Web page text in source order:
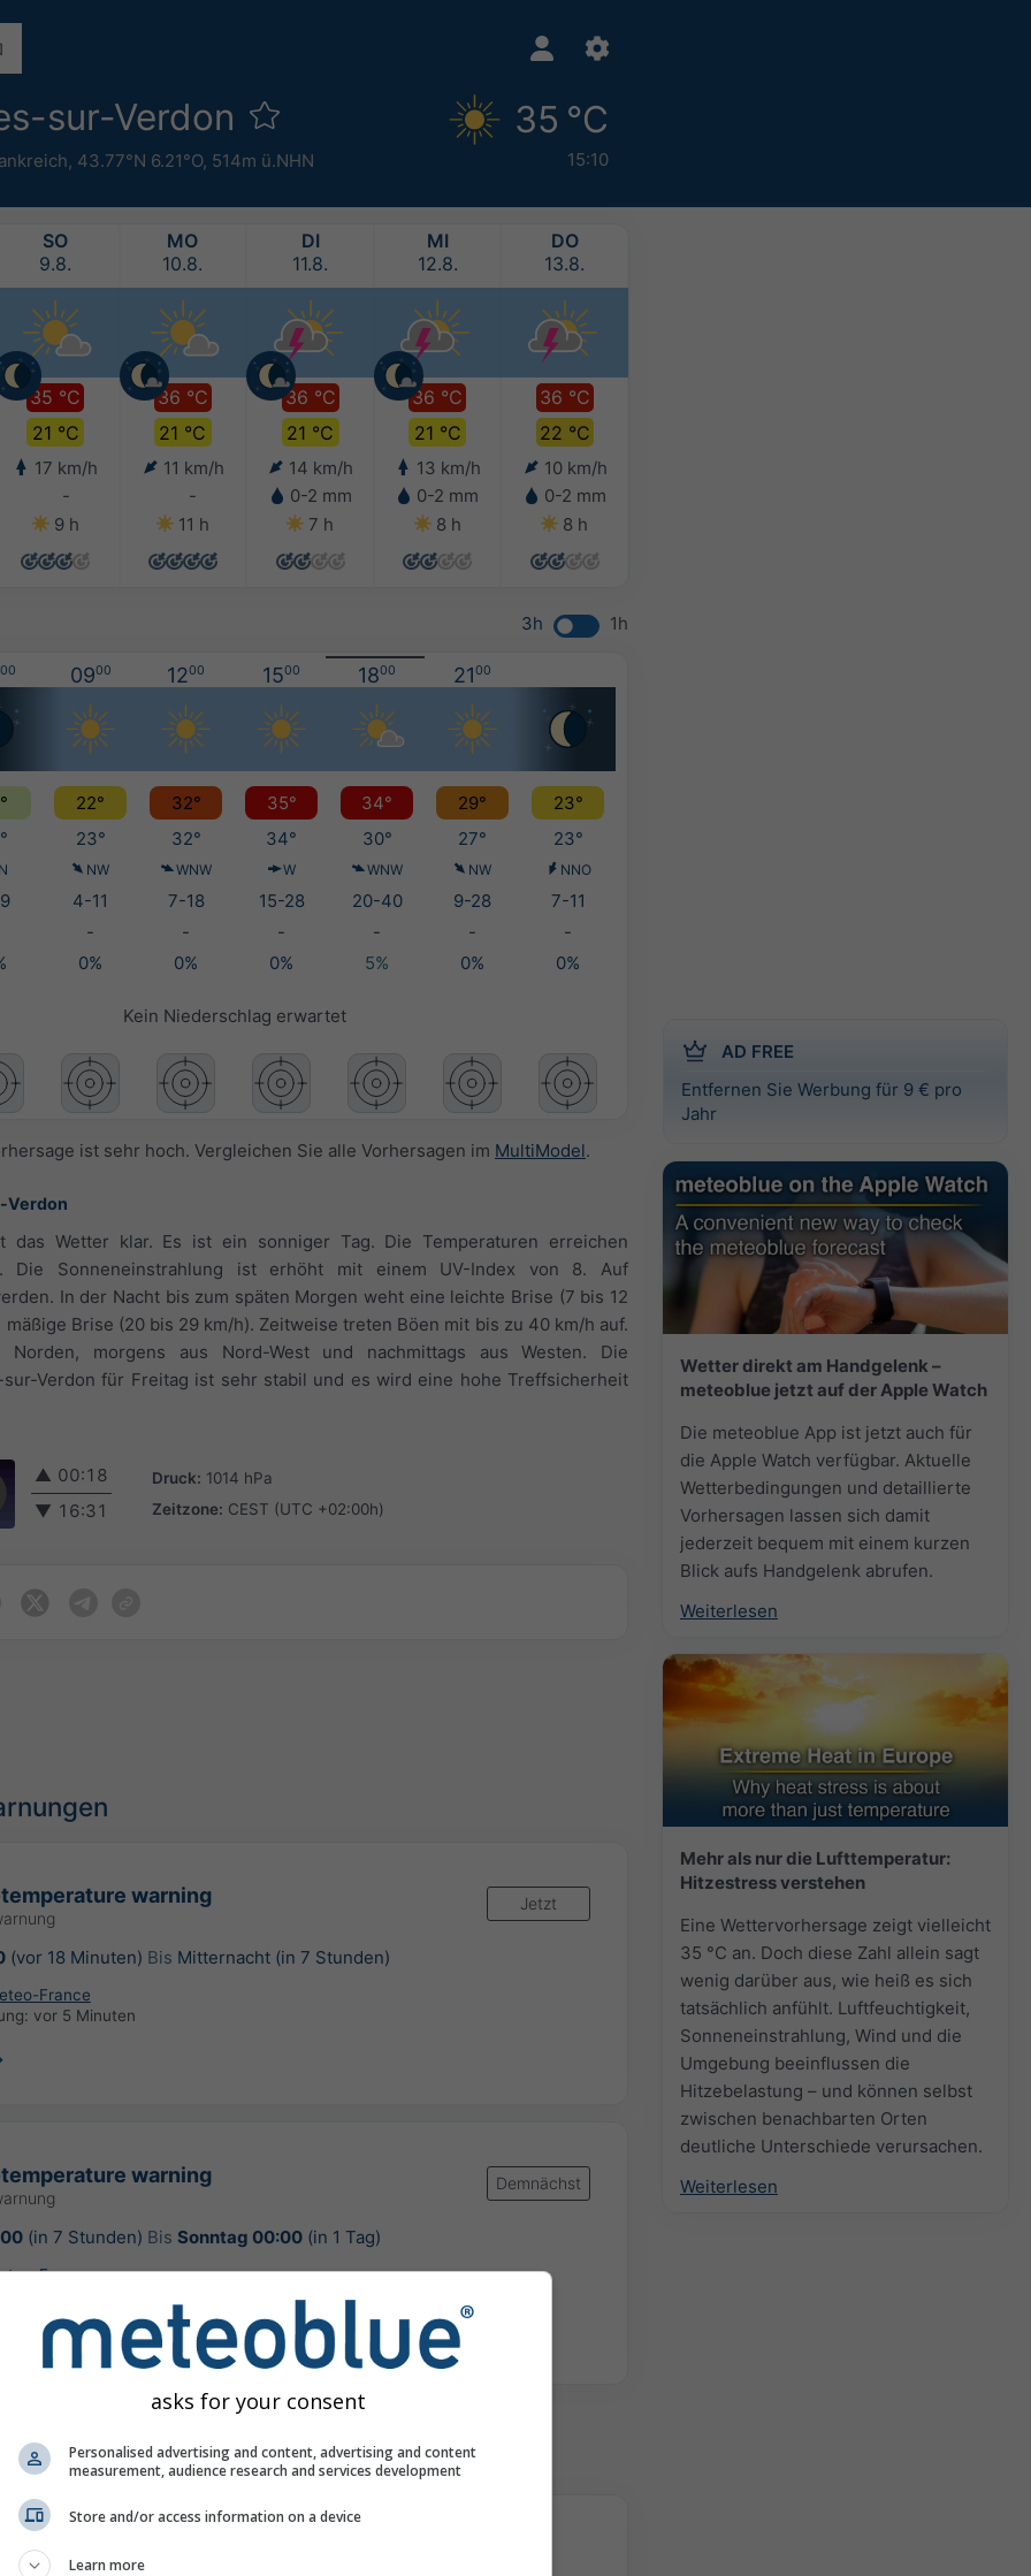
sur-Verdon
, 43.77°N 6.21°O, 514m ü.NHN
35 °C
15:10
AD FREE
Entfernen Sie Werbung für 9 € pro
Jahr
Wetter direkt am Handgelenk –
meteoblue jetzt auf der Apple Watch
Die meteoblue App ist jetzt auch für
die Apple Watch verfügbar. Aktuelle
Wetterbedingungen und detaillierte
Vorhersagen lassen sich damit
jederzeit bequem mit einem kurzen
Blick aufs Handgelenk abrufen.
Weiterlesen
Mehr als nur die Lufttemperatur:
Hitzestress verstehen
Eine Wettervorhersage zeigt vielleicht
35 °C an. Doch diese Zahl allein sagt
wenig darüber aus, wie heiß es sich
tatsächlich anfühlt. Luftfeuchtigkeit,
Sonneneinstrahlung, Wind und die
Umgebung beeinflussen die
Hitzebelastung – und können selbst
zwischen benachbarten Orten
deutliche Unterschiede verursachen.
Weiterlesen
SO
9.8.
35 °C
21 °C
17 km/h
-
9 h
MO
10.8.
36 °C
21 °C
11 km/h
-
11 h
DI
11.8.
36 °C
21 °C
14 km/h
0-2 mm
7 h
MI
12.8.
36 °C
21 °C
13 km/h
0-2 mm
8 h
DO
13.8.
36 °C
22 °C
10 km/h
0-2 mm
8 h
3h 1h
00 0900 1200 1500 1800 2100
22° 32° 35° 34° 29°
23°
23° 32° 34° 30° 27° 23°
N NW WNW W WNW NW NNO
4-11 7-18 15-28 20-40 9-28
7-11
- - - - -
-
0% 0% 0% 5% 0% 0%
Kein Niederschlag erwartet
ist sehr hoch. Vergleichen Sie alle Vorhersagen im MultiModel.
Verdon
das Wetter klar. Es ist ein sonniger Tag. Die Temperaturen erreichen
Die Sonneneinstrahlung ist erhöht mit einem UV-Index von 8. Auf
In der Nacht bis zum späten Morgen weht eine leichte Brise (7 bis 12
Brise (20 bis 29 km/h). Zeitweise treten Böen mit bis zu 40 km/h auf.
morgens aus Nord-West und nachmittags aus Westen. Die
Verdon für Freitag ist sehr stabil und es wird eine hohe Treffsicherheit
▲ 00:18
▼ 16:31
Druck: 1014 hPa
Zeitzone: CEST (UTC +02:00h)
warning Jetzt
(vor 18 Minuten) Bis Mitternacht (in 7 Stunden)
France
vor 5 Minuten
warning Demnächst
(in 7 Stunden) Bis Sonntag 00:00(in 1 Tag)
France
für Les Salles-sur-Verdon
asks for your consent
Personalised advertising and content, advertising and content
measurement, audience research and services development
Store and/or access information on a device
Learn more